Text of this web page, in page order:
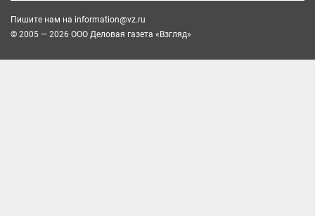
Пишите нам на information@vz.ru
© 2005 — 2026 ООО Деловая газета «Взгляд»